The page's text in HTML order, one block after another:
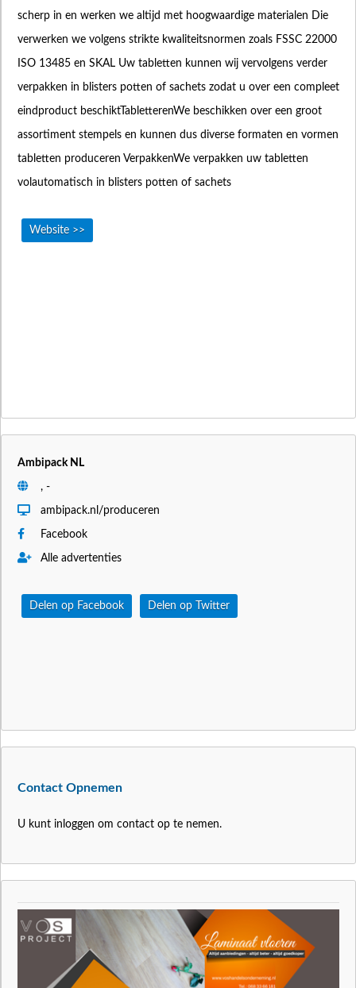
scherp in en werken we altijd met hoogwaardige materialen Die
verwerken we volgens strikte kwaliteitsnormen zoals FSSC 22000
ISO 13485 en SKAL Uw tabletten kunnen wij vervolgens verder
verpakken in blisters potten of sachets zodat u over een compleet
eindproduct beschiktTabletterenWe beschikken over een groot
assortiment stempels en kunnen dus diverse formaten en vormen
tabletten produceren VerpakkenWe verpakken uw tabletten
volautomatisch in blisters potten of sachets
Website >>
Ambipack NL
, -
ambipack.nl/produceren
Facebook
Alle advertenties
Delen op Facebook Delen op Twitter
Contact Opnemen
U kunt inloggen om contact op te nemen.